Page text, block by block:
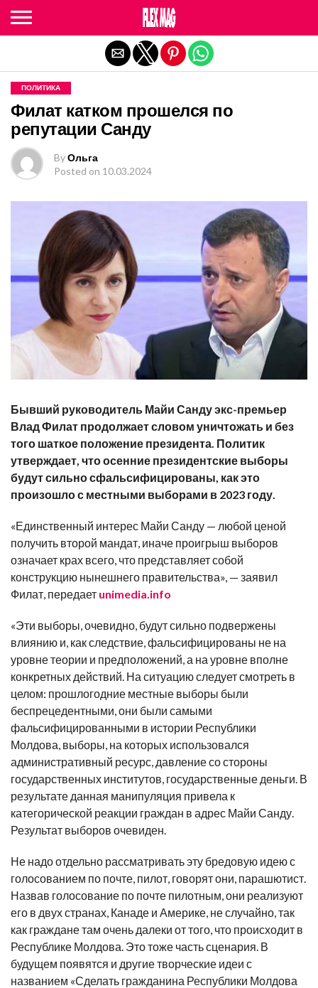
ПОЛИТИКА
Филат катком прошелся по
репутации Санду
ByОльга
Posted on 10.03.2024
Бывший руководитель Майи Санду экс-премьер
Влад Филат продолжает словом уничтожать и без
того шаткое положение президента. Политик
утверждает, что осенние президентские выборы
будут сильно сфальсифицированы, как это
произошло с местными выборами в 2023 году.
«Единственный интерес Майи Санду — любой ценой
получить второй мандат, иначе проигрыш выборов
означает крах всего, что представляет собой
конструкцию нынешнего правительства», — заявил
Филат, передает unimedia.info
«Эти выборы, очевидно, будут сильно подвержены
влиянию и, как следствие, фальсифицированы не на
уровне теории и предположений, а на уровне вполне
конкретных действий. На ситуацию следует смотреть в
целом: прошлогодние местные выборы были
беспрецедентными, они были самыми
фальсифицированными в истории Республики
Молдова, выборы, на которых использовался
административный ресурс, давление со стороны
государственных институтов, государственные деньги. В
результате данная манипуляция привела к
категорической реакции граждан в адрес Майи Санду.
Результат выборов очевиден.
Не надо отдельно рассматривать эту бредовую идею с
голосованием по почте, пилот, говорят они, парашютист.
Назвав голосование по почте пилотным, они реализуют
его в двух странах, Канаде и Америке, не случайно, так
как граждане там очень далеки от того, что происходит в
Республике Молдова. Это тоже часть сценария. В
будущем появятся и другие творческие идеи с
названием «Сделать гражданина Республики Молдова
Exit mobile version